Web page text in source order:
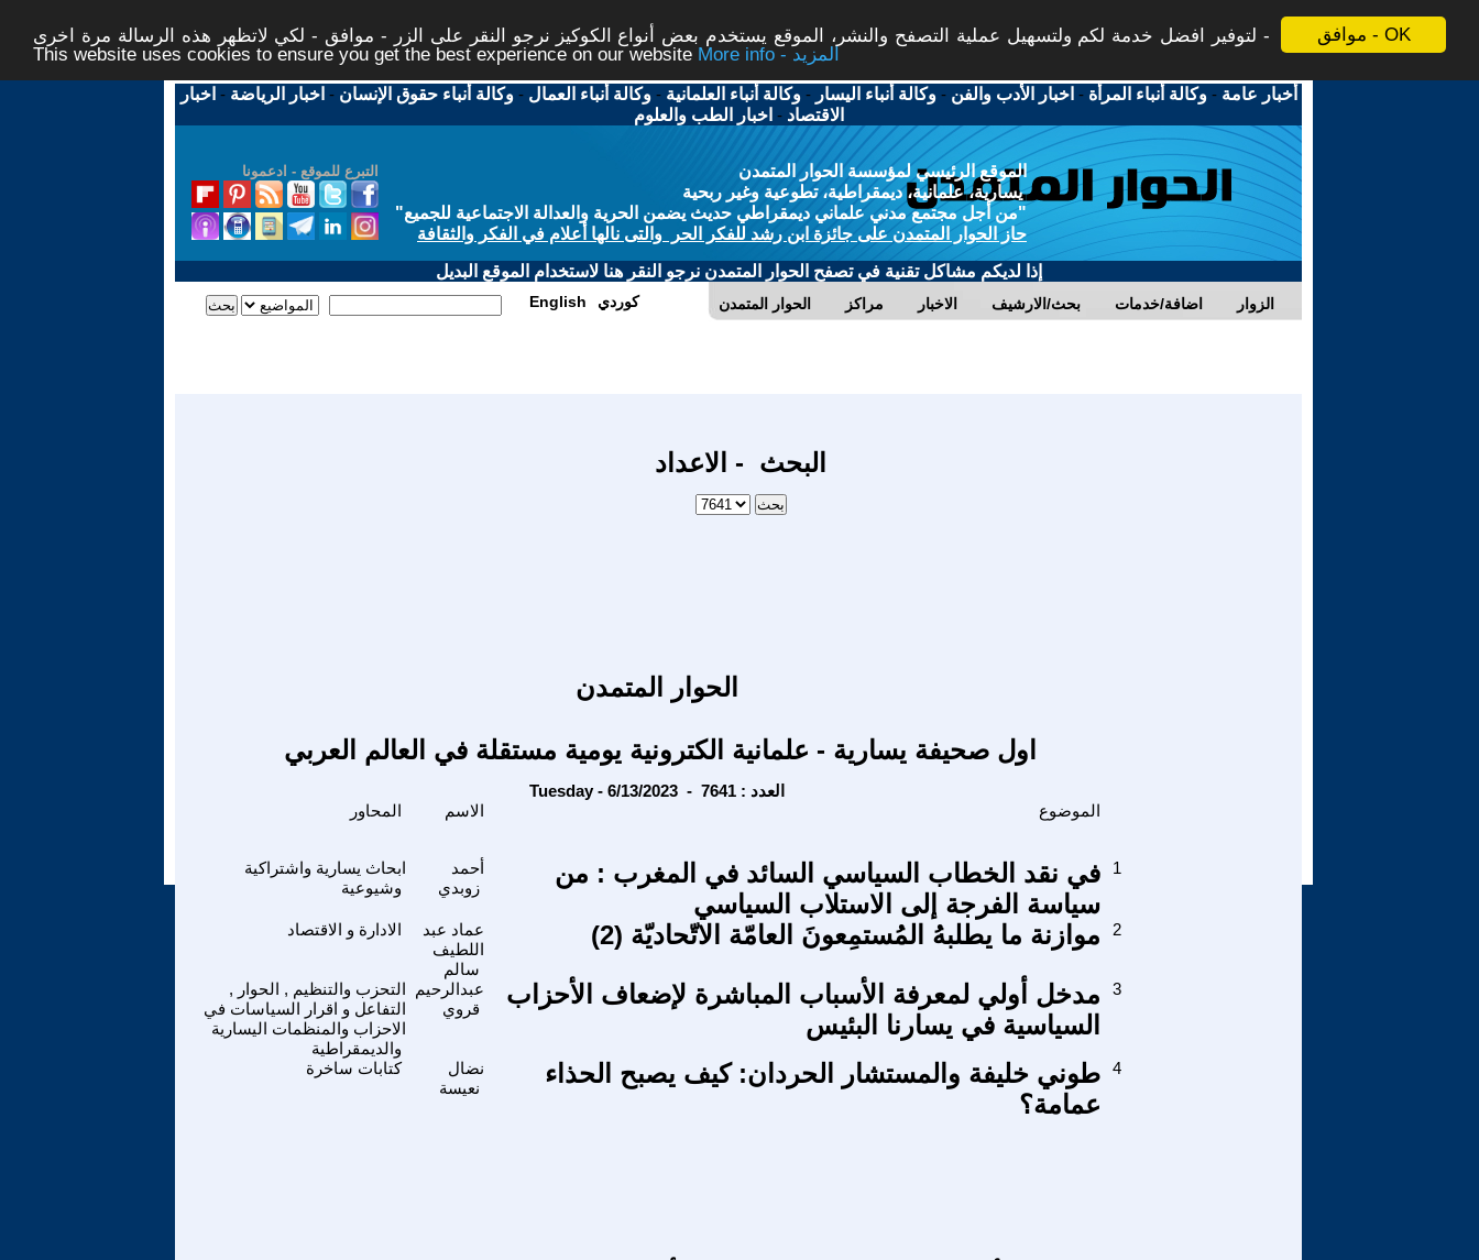
موافق - OK
لتوفير افضل خدمة لكم ولتسهيل عملية التصفح والنشر، الموقع يستخدم بعض أنواع الكوكيز نرجو النقر على الزر - موافق - لكي لاتظهر هذه الرسالة مرة اخرى -
This website uses cookies to ensure you get the best experience on our website
More info - المزيد
أخبار عامة -وكالة أنباء المرأة - اخبار الأدب والفن -وكالة أنباء اليسار -وكالة أنباء العلمانية -وكالة أنباء العمال -وكالة أنباء حقوق الإنسان - اخبار الرياضة - اخبار
الاقتصاد - اخبار الطب والعلوم
التبرع للموقع - ادعمونا
الموقع الرئيسي لمؤسسة الحوار المتمدن
يسارية، علمانية، ديمقراطية، تطوعية وغير ربحية
"من أجل مجتمع مدني علماني ديمقراطي حديث يضمن الحرية والعدالة الاجتماعية للجميع"
حاز الحوار المتمدن على جائزة ابن رشد للفكر الحر والتى نالها أعلام في الفكر والثقافة
إذا لديكم مشاكل تقنية في تصفح الحوار المتمدن نرجو النقر هنا لاستخدام الموقع البديل
الحوار المتمدن مراكز الاخبار بحث/الارشيف اضافة/خدمات الزوار English كوردي
البحث - الاعداد
الحوار المتمدن
اول صحيفة يسارية - علمانية الكترونية يومية مستقلة في العالم العربي
Tuesday - 6/13/2023 - العدد : 7641
الاسم الموضوع
ابحاث يسارية واشتراكية
وشيوعية
أحمد
زوبدي
في نقد الخطاب السياسي السائد في المغرب : من
سياسة الفرجة إلى الاستلاب السياسي
1
الادارة و الاقتصاد
عماد عبد
اللطيف
سالم
موازنة ما يطلبهُ المُستمِعونَ العامّة الاتّحاديّة (2) 2
التحزب والتنظيم , الحوار ,
التفاعل و اقرار السياسات في
الاحزاب والمنظمات اليسارية
والديمقراطية
عبدالرحيم
قروي
مدخل أولي لمعرفة الأسباب المباشرة لإضعاف الأحزاب
السياسية في يسارنا البئيس
3
كتابات ساخرة
نضال
نعيسة
طوني خليفة والمستشار الحردان: كيف يصبح الحذاء
عمامة؟
4